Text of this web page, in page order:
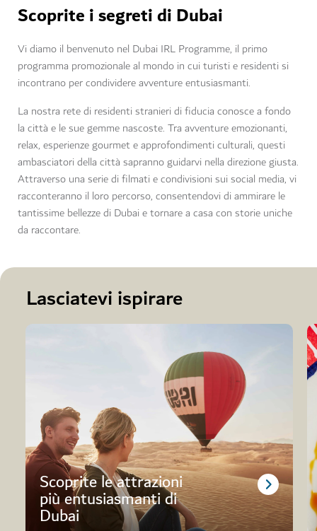
Scoprite i segreti di Dubai
Vi diamo il benvenuto nel Dubai IRL Programme, il primo
programma promozionale al mondo in cui turisti e residenti si
incontrano per condividere avventure entusiasmanti.
La nostra rete di residenti stranieri di fiducia conosce a fondo
la città e le sue gemme nascoste. Tra avventure emozionanti,
relax, esperienze gourmet e approfondimenti culturali, questi
ambasciatori della città sapranno guidarvi nella direzione giusta.
Attraverso una serie di filmati e condivisioni sui social media, vi
racconteranno il loro percorso, consentendovi di ammirare le
tantissime bellezze di Dubai e tornare a casa con storie uniche
da raccontare.
Lasciatevi ispirare
Scoprite le attrazioni
più entusiasmanti di
Dubai